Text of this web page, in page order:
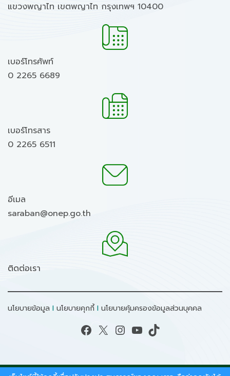
แขวงพญาไท เขตพญาไท กรุงเทพฯ 10400
เบอร์โทรศัพท์
0 2265 6689
เบอร์โทรสาร
0 2265 6511
อีเมล
saraban@onep.go.th
ติดต่อเรา
นโยบายข้อมูล I นโยบายคุกกี้ I นโยบายคุ้มครองข้อมูลส่วนบุคคล
Facebook X Instagram YouTube TikTok